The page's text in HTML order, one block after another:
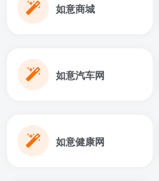
如意商城
如意汽车网
如意健康网